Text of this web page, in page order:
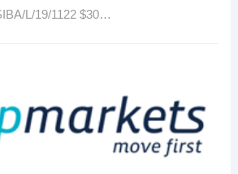
L/19/1122 $30…